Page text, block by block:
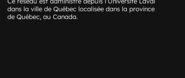
dans la ville de Québec localisée dans la province
de Québec, au Canada.